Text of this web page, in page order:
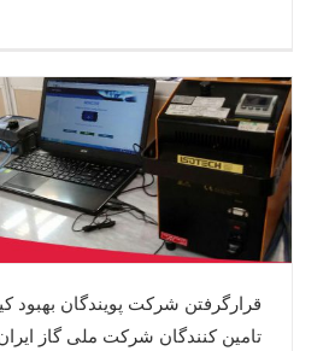
قرارگرفتن شرکت پویندگان بهبود
تامین کنندگان شرکت ملی گاز